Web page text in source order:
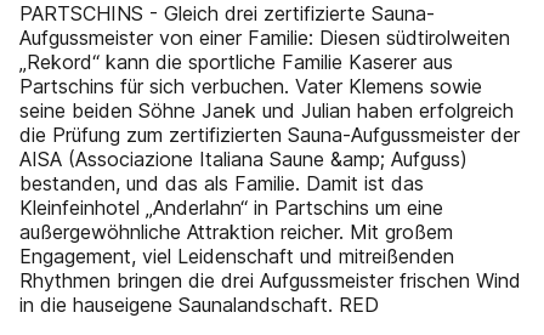
PARTSCHINS - Gleich drei zertifizierte Sauna-
Aufgussmeister von einer Familie: Diesen südtirolweiten
„Rekord“ kann die sportliche Familie Kaserer aus
Partschins für sich verbuchen. Vater Klemens sowie
seine beiden Söhne Janek und Julian haben erfolgreich
die Prüfung zum zertifizierten Sauna-Aufgussmeister der
AISA (Associazione Italiana Saune &amp; Aufguss)
bestanden, und das als Familie. Damit ist das
Kleinfeinhotel „Anderlahn“ in Partschins um eine
außergewöhnliche Attraktion reicher. Mit großem
Engagement, viel Leidenschaft und mitreißenden
Rhythmen bringen die drei Aufgussmeister frischen Wind
in die hauseigene Saunalandschaft. RED